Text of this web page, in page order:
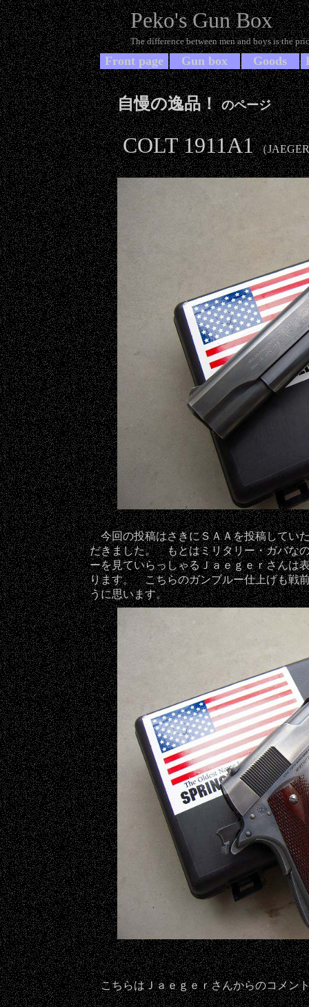
Peko's Gun Box
The difference between men and boys is the
Front page Gun box Goods
自慢の逸品！ のページ
COLT 1911A1（
今回の投稿はさきにＳＡＡを投稿してい
だきました。 もとはミリタリー・ガバな
ーを見ていらっしゃるＪａｅｇｅｒさんは
ります。 こちらのガンブルー仕上げも戦
うに思います。
こちらはＪａｅｇｅｒさんからのコメン